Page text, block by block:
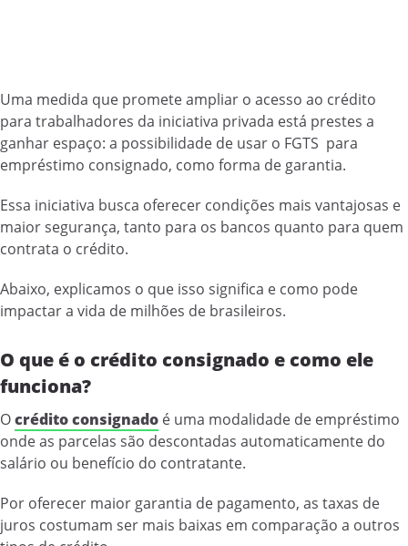
Uma medida que promete ampliar o acesso ao crédito
para trabalhadores da iniciativa privada está prestes a
ganhar espaço: a possibilidade de usar o FGTS para
empréstimo consignado, como forma de garantia.
Essa iniciativa busca oferecer condições mais vantajosas e
maior segurança, tanto para os bancos quanto para quem
contrata o crédito.
Abaixo, explicamos o que isso significa e como pode
impactar a vida de milhões de brasileiros.
O que é o crédito consignado e como ele
funciona?
Ocrédito consignado é uma modalidade de empréstimo
onde as parcelas são descontadas automaticamente do
salário ou benefício do contratante.
Por oferecer maior garantia de pagamento, as taxas de
juros costumam ser mais baixas em comparação a outros